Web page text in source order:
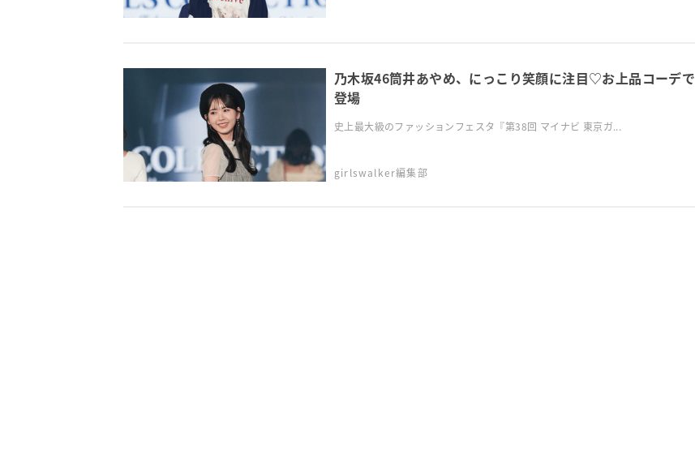
乃木坂46筒井あやめ、にっこり笑顔に注目♡お上品コーデで
登場
史上最大級のファッションフェスタ『第38回 マイナビ 東京ガ...
girlswalker編集部